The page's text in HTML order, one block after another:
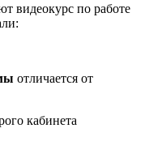
видеокурс по работе
отличается от
кабинета